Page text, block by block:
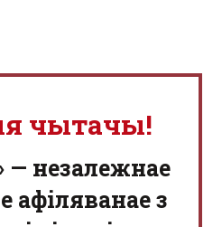
чытачы!
— незалежнае
афіляванае з